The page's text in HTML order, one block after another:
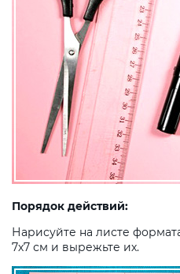
Порядок действий:
Нарисуйте на листе
7х7 см и вырежьте их.